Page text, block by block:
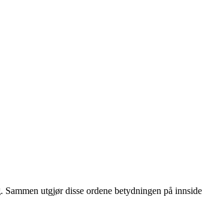
utgjør disse ordene betydningen på